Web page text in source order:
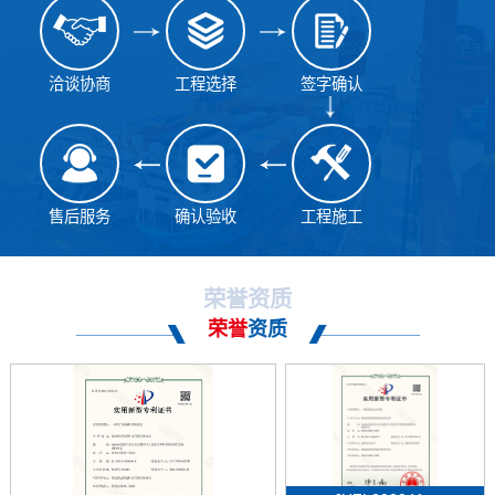
洽谈协商 工程选择 签字确认
售后服务 确认验收 工程施工
荣誉资质
荣誉资质